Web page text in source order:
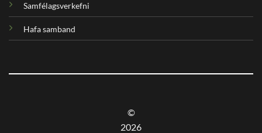
Samfélagsverkefni
Hafa samband
©
2026